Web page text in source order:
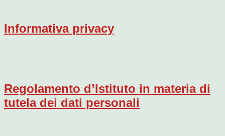
Informativa privacy
Regolamento d’Istituto in materia di
tutela dei dati personali